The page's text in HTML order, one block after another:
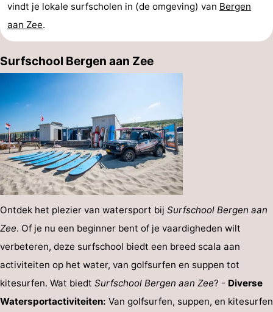
Zee
Zuid-
Kennermerland
Amsterdam
-
Haarlem
-
Zandvoort
Zuid-
Holland
-
Leiden
Bollenstreek
-
Natuur
Hollands
Duin
-
Noordwijk
-
Katwijk
-
Scheveningen
vindt je lokale surfscholen in (de omgeving) van Bergen
aan Zee.
Surfschool Bergen aan Zee
Ontdek het plezier van watersport bij Surfschool Bergen aan
Zee. Of je nu een beginner bent of je vaardigheden wilt
verbeteren, deze surfschool biedt een breed scala aan
activiteiten op het water, van golfsurfen en suppen tot
kitesurfen. Wat biedt Surfschool Bergen aan Zee? - Diverse
Watersportactiviteiten: Van golfsurfen, suppen, en kitesurfen